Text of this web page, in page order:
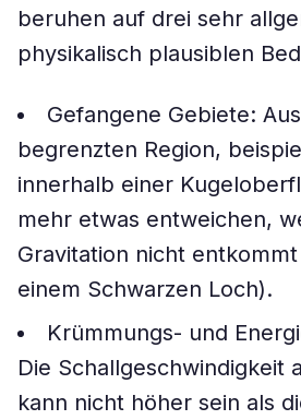
beruhen auf drei sehr
physikalisch plausiblen
Gefangene Gebiete:
begrenzten Region,
innerhalb einer
mehr etwas entweichen,
Gravitation nicht
einem Schwarzen Loch).
Krümmungs- und
Die Schallgeschwindigkeit
kann nicht höher sein als